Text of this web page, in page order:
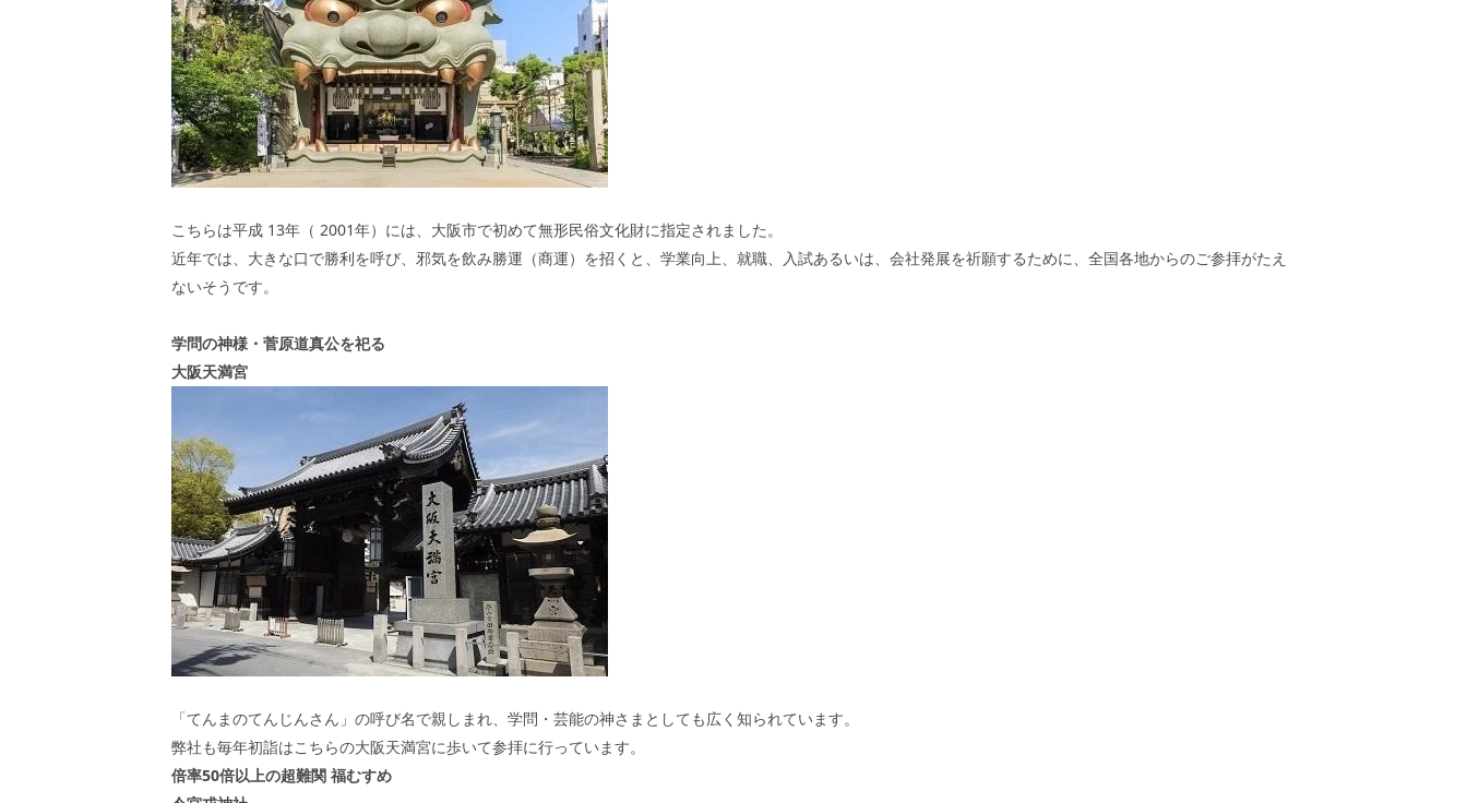
こちらは平成 13年（ 2001年）には、大阪市で初めて無形民俗文化財に指定されました。
近年では、大きな口で勝利を呼び、邪気を飲み勝運（商運）を招くと、学業向上、就職、入試あるいは、会社発展を祈願するために、全国各地からのご参拝がたえ
ないそうです。
学問の神様・菅原道真公を祀る
大阪天満宮
「てんまのてんじんさん」の呼び名で親しまれ、学問・芸能の神さまとしても広く知られています。
弊社も毎年初詣はこちらの大阪天満宮に歩いて参拝に行っています。
倍率50倍以上の超難関 福むすめ